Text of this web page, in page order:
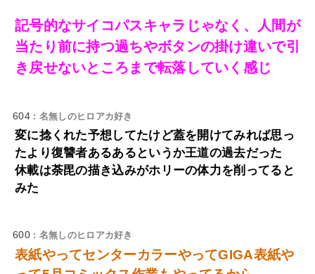
記号的なサイコパスキャラじゃなく、人間が
当たり前に持つ過ちやボタンの掛け違いで引
き戻せないところまで転落していく感じ
604 : 名無しのヒロアカ好き
変に捻くれた予想してたけど蓋を開けてみれば思っ
たより復讐者あるあるというか王道の過去だった
休載は荼毘の描き込みがホリーの体力を削ってると
みた
600 : 名無しのヒロアカ好き
表紙やってセンターカラーやってGIGA表紙や